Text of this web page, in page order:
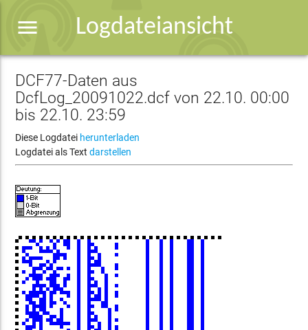
Logdateiansicht
menu
DCF77-Daten aus
DcfLog_20091022.dcf von 22.10. 00:00
bis 22.10. 23:59
Diese Logdatei herunterladen
Logdatei als Textdarstellen